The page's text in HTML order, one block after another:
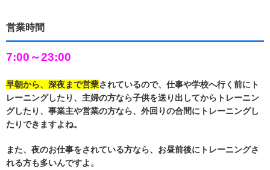
営業時間
7:00～23:00
早朝から、深夜まで営業されているので、仕事や学校へ行く前にト
レーニングしたり、主婦の方なら子供を送り出してからトレーニン
グしたり、事業主や営業の方なら、外回りの合間にトレーニングし
たりできますよね。
また、夜のお仕事をされている方なら、お昼前後にトレーニングさ
れる方も多いんですよ。